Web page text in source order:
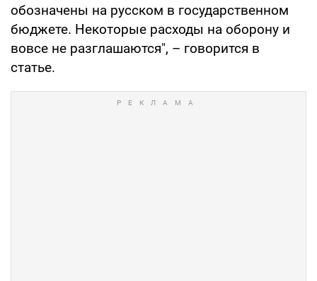
обозначены на русском в государственном
бюджете. Некоторые расходы на оборону и
вовсе не разглашаются", – говорится в
статье.